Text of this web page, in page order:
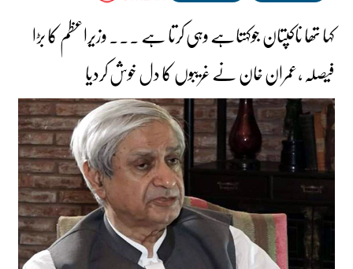
کہا تھا ناکپتان جوکہتاہے وہی کرتا ہے ۔۔۔ وزیراعظم کا بڑا
فیصلہ ،عمران خان نے غریبوں کا دل خوش کردیا